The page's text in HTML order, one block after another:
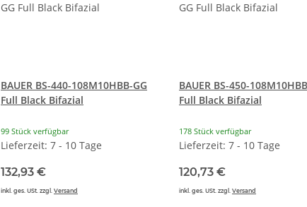
BAUER BS-440-108M10HBB-GG
Full Black Bifazial
99 Stück verfügbar
Lieferzeit: 7 - 10 Tage
132,93 €
inkl. ges. USt. zzgl. Versand
BAUER BS-450-
Full Black Bifazial
178 Stück verfügbar
Lieferzeit: 7 - 10 Tage
120,73 €
inkl. ges. USt. zzgl. Versand